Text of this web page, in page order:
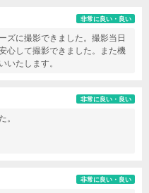
非常に良い・良い
ズに撮影できました。撮影当日
心して撮影できました。また機
いたします。
非常に良い・良い
。
非常に良い・良い